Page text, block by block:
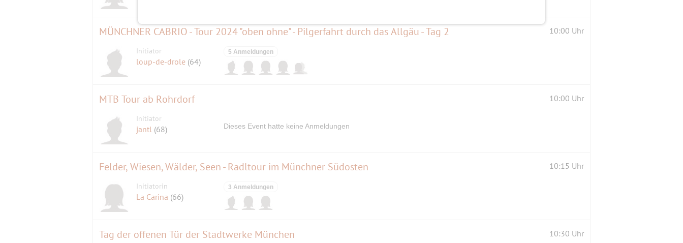
MÜNCHNER CABRIO - Tour 2024 "oben ohne" - Pilgerfahrt durch das Allgäu - Tag 2 10:00 Uhr
Initiator
loup-de-drole (64)
5 Anmeldungen
MTB Tour ab Rohrdorf 10:00 Uhr
Initiator
jantl (68) Dieses Event hatte keine Anmeldungen
Felder, Wiesen, Wälder, Seen - Radltour im Münchner Südosten 10:15 Uhr
Initiatorin
La Carina (66)
3 Anmeldungen
Tag der offenen Tür der Stadtwerke München 10:30 Uhr